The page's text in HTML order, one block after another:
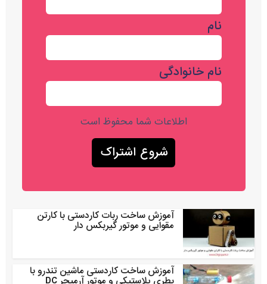
نام
نام خانوادگی
اطلاعات شما محفوظ است
آموزش ساخت ربات کاردستی با کارتن
مقوایی و موتور گیربکس دار
آموزش ساخت کاردستی ماشین تندرو با
بطری پلاستیکی و موتور آرمیچر DC